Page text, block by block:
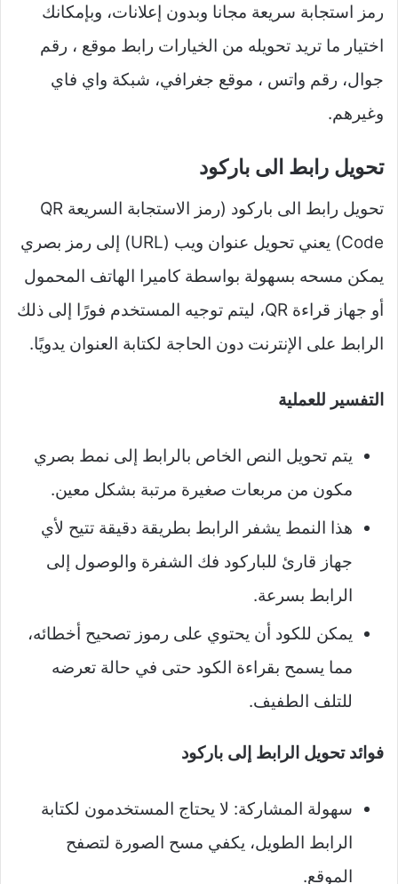
رمز استجابة سريعة مجانا وبدون إعلانات، وبإمكانك
اختيار ما تريد تحويله من الخيارات رابط موقع ، رقم
جوال، رقم واتس ، موقع جغرافي، شبكة واي فاي
وغيرهم.
تحويل رابط الى باركود
تحويل رابط الى باركود (رمز الاستجابة السريعة QR
Code) يعني تحويل عنوان ويب (URL) إلى رمز بصري
يمكن مسحه بسهولة بواسطة كاميرا الهاتف المحمول
أو جهاز قراءة QR، ليتم توجيه المستخدم فورًا إلى ذلك
الرابط على الإنترنت دون الحاجة لكتابة العنوان يدويًا.
التفسير للعملية
يتم تحويل النص الخاص بالرابط إلى نمط بصري
مكون من مربعات صغيرة مرتبة بشكل معين.
هذا النمط يشفر الرابط بطريقة دقيقة تتيح لأي
جهاز قارئ للباركود فك الشفرة والوصول إلى
الرابط بسرعة.
يمكن للكود أن يحتوي على رموز تصحيح أخطائه،
مما يسمح بقراءة الكود حتى في حالة تعرضه
للتلف الطفيف.
فوائد تحويل الرابط إلى باركود
سهولة المشاركة: لا يحتاج المستخدمون لكتابة
الرابط الطويل، يكفي مسح الصورة لتصفح
الموقع.